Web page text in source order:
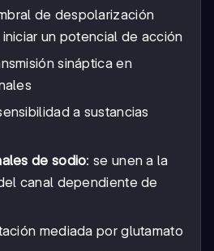
de despolarización
un potencial de acción
sináptica en
a sustancias
de sodio: se unen a la
canal dependiente de
mediada por glutamato